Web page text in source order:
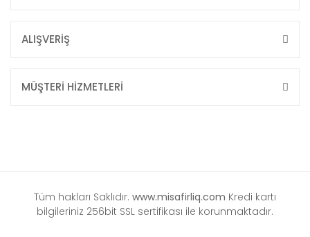
ALIŞVERİŞ
MÜŞTERİ HİZMETLERİ
Tüm hakları Saklıdır. www.misafirliq.com Kredi kartı
bilgileriniz 256bit SSL sertifikası ile korunmaktadır.